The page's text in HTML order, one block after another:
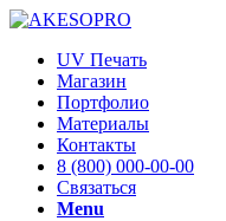
UV Печать
Магазин
Портфолио
Материалы
Контакты
8 (800) 000-00-00
Связаться
Menu